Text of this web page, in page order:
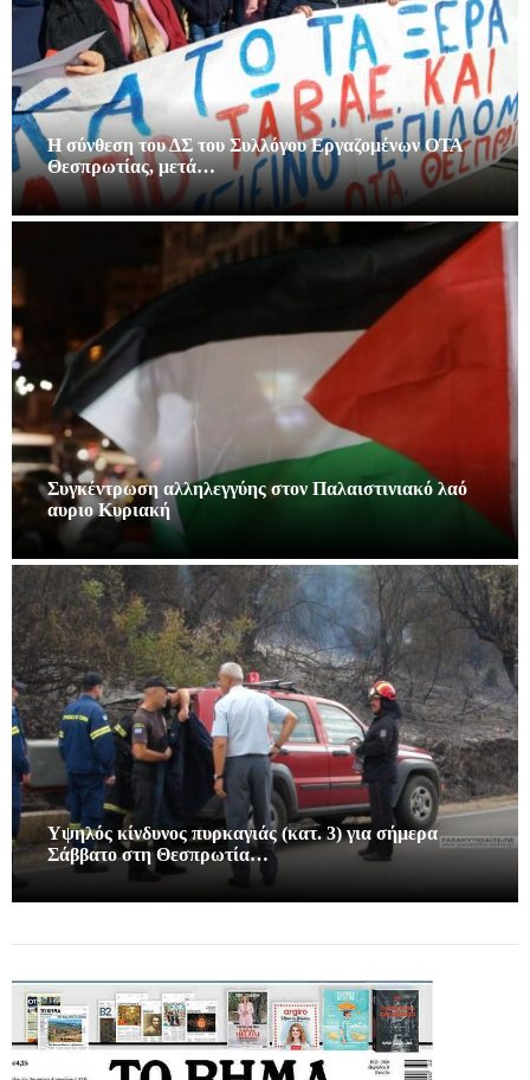
Η σύνθεση του ΔΣ του Συλλόγου Εργαζομένων ΟΤΑ
Θεσπρωτίας, μετά…
Συγκέντρωση αλληλεγγύης στον Παλαιστινιακό λαό
αυριο Κυριακή
Υψηλός κίνδυνος πυρκαγιάς (κατ. 3) για σήμερα
Σάββατο στη Θεσπρωτία…